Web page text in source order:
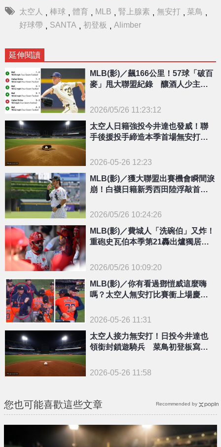
太空人 , 棒球 , 體育 , MLB , 腎上腺素 , 無安打 , 菜鳥 ,
好球帶 , SANTA , 初登板 , Alimber
延伸閱讀
{PLAYICON}
MLB(影)／飆166公里！57球「破百
麥」甩大聯盟紀錄 釀酒人少主：
2026/05/26 11:23:12
太空人日籍強投今井達也發威！聯
手後援投手締造本季首場無安打比
2026-05-26 12:23
{PLAYICON}
MLB(影)／獲大聯盟出賽機會瞬間淚
崩！白襪日籍新秀西田陸浮敲首安
2026/05/26 10:24:26
MLB(影)／費城人「洗碗伯」又炸！
重砲史瓦伯本季第21轟出爐獨居大
2026/05/26 10:09:20
MLB(影)／你有看過鄧愷威這麼嗨
嗎？太空人無安打比賽衝上場慶祝
2026-05-26 11:31
太空人接力無安打！日投今井達也
領銜封鎖遊騎兵 菜鳥初登板寫歷
2026-05-26 11:58
您也可能喜歡這些文章 Recommended by